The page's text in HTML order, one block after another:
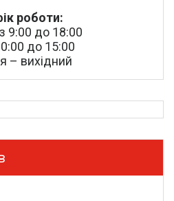
роботи:
9:00 до 18:00
до 15:00
– вихідний